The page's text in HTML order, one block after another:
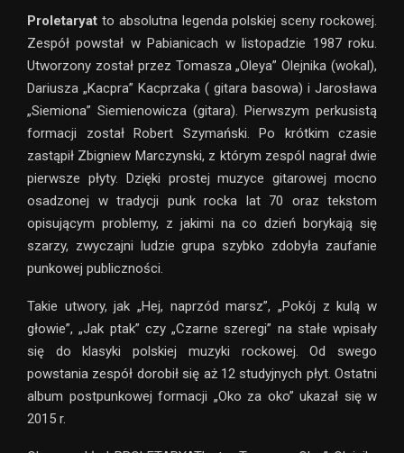
Proletaryat to absolutna legenda polskiej sceny rockowej.
Zespół powstał w Pabianicach w listopadzie 1987 roku.
Utworzony został przez Tomasza „Oleya” Olejnika (wokal),
Dariusza „Kacpra” Kacprzaka ( gitara basowa) i Jarosława
„Siemiona” Siemienowicza (gitara). Pierwszym perkusistą
formacji został Robert Szymański. Po krótkim czasie
zastąpił Zbigniew Marczynski, z którym zespól nagrał dwie
pierwsze płyty. Dzięki prostej muzyce gitarowej mocno
osadzonej w tradycji punk rocka lat 70 oraz tekstom
opisującym problemy, z jakimi na co dzień borykają się
szarzy, zwyczajni ludzie grupa szybko zdobyła zaufanie
punkowej publiczności.
Takie utwory, jak „Hej, naprzód marsz”, „Pokój z kulą w
głowie”, „Jak ptak” czy „Czarne szeregi” na stałe wpisały
się do klasyki polskiej muzyki rockowej. Od swego
powstania zespół dorobił się aż 12 studyjnych płyt. Ostatni
album postpunkowej formacji „Oko za oko” ukazał się w
2015 r.